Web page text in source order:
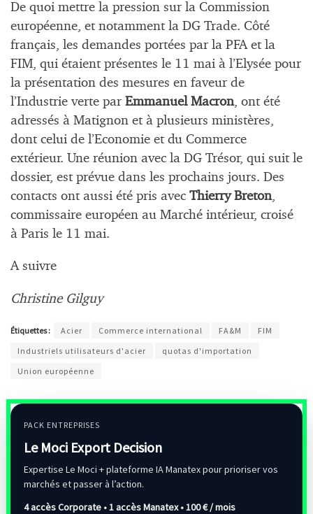
De quoi mettre la pression sur la Commission
européenne, et notamment la DG Trade. Côté
français, les demandes portées par la PFA et la
FIM, qui étaient présentes le 11 mai à l’Elysée pour
la présentation des mesures en faveur de
l’Industrie verte par Emmanuel Macron, ont été
adressés à Matignon et à plusieurs ministères,
dont celui de l’Economie et du Commerce
extérieur. Une réunion avec la DG Trésor, qui suit le
dossier, est prévue dans les prochains jours. Des
contacts ont aussi été pris avec Thierry Breton,
commissaire européen au Marché intérieur, croisé
à Paris le 11 mai.
A suivre
Christine Gilguy
Étiquettes : Acier Commerce international FA&M
FIM
Industriels utilisateurs d'acier
quotas d'importation
Union européenne
PACK ENTREPRISES
Le Moci Export Decision
Expertise Le Moci + plateforme IA Manatex pour prioriser vos
marchés et passer à l’action.
4 accès Corporate • 1 accès Manatex •100 € / mois